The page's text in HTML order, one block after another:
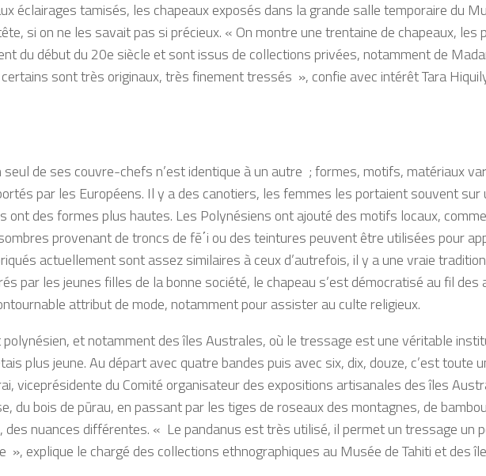
éclairages tamisés, les chapeaux exposés dans la grande salle temporaire du
si on ne les savait pas si précieux. « On montre une trentaine de chapeaux, les
du début du 20e siècle et sont issus de collections privées, notamment de
sont très originaux, très finement tressés », confie avec intérêt Tara
de ses couvre-chefs n’est identique à un autre ; formes, motifs, matériaux
par les Européens. Il y a des canotiers, les femmes les portaient souvent sur
des formes plus hautes. Les Polynésiens ont ajouté des motifs locaux,
provenant de troncs de fē΄i ou des teintures peuvent être utilisées pour
actuellement sont assez similaires à ceux d’autrefois, il y a une vraie
par les jeunes filles de la bonne société, le chapeau s’est démocratisé au fil des
attribut de mode, notamment pour assister au culte religieux.
et notamment des îles Australes, où le tressage est une véritable
plus jeune. Au départ avec quatre bandes puis avec six, dix, douze, c’est toute
viceprésidente du Comité organisateur des expositions artisanales des îles
du bois de pūrau, en passant par les tiges de roseaux des montagnes, de
nuances différentes. « Le pandanus est très utilisé, il permet un tressage un
explique le chargé des collections ethnographiques au Musée de Tahiti et des